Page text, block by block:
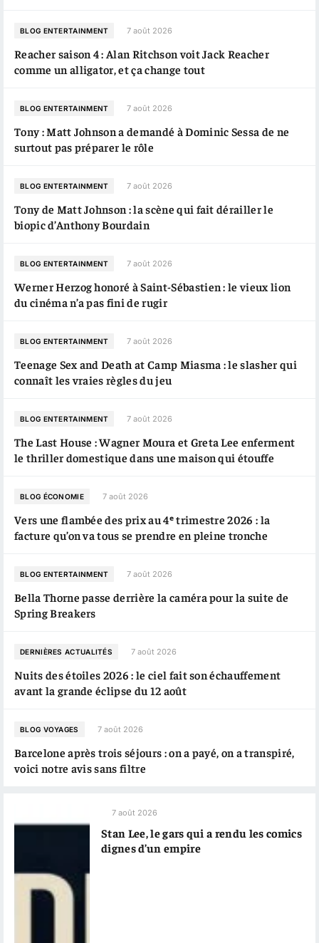
BLOG ENTERTAINMENT 7 août 2026
Reacher saison 4 : Alan Ritchson voit Jack Reacher
comme un alligator, et ça change tout
BLOG ENTERTAINMENT 7 août 2026
Tony : Matt Johnson a demandé à Dominic Sessa de ne
surtout pas préparer le rôle
BLOG ENTERTAINMENT 7 août 2026
Tony de Matt Johnson : la scène qui fait dérailler le
biopic d’Anthony Bourdain
BLOG ENTERTAINMENT 7 août 2026
Werner Herzog honoré à Saint-Sébastien : le vieux lion
du cinéma n’a pas fini de rugir
BLOG ENTERTAINMENT 7 août 2026
Teenage Sex and Death at Camp Miasma : le slasher qui
connaît les vraies règles du jeu
BLOG ENTERTAINMENT 7 août 2026
The Last House : Wagner Moura et Greta Lee enferment
le thriller domestique dans une maison qui étouffe
BLOG ÉCONOMIE 7 août 2026
Vers une flambée des prix au 4ᵉ trimestre 2026 : la
facture qu’on va tous se prendre en pleine tronche
BLOG ENTERTAINMENT 7 août 2026
Bella Thorne passe derrière la caméra pour la suite de
Spring Breakers
DERNIÈRES ACTUALITÉS 7 août 2026
Nuits des étoiles 2026 : le ciel fait son échauffement
avant la grande éclipse du 12 août
BLOG VOYAGES 7 août 2026
Barcelone après trois séjours : on a payé, on a transpiré,
voici notre avis sans filtre
7 août 2026
Stan Lee, le gars qui a rendu les comics
dignes d’un empire